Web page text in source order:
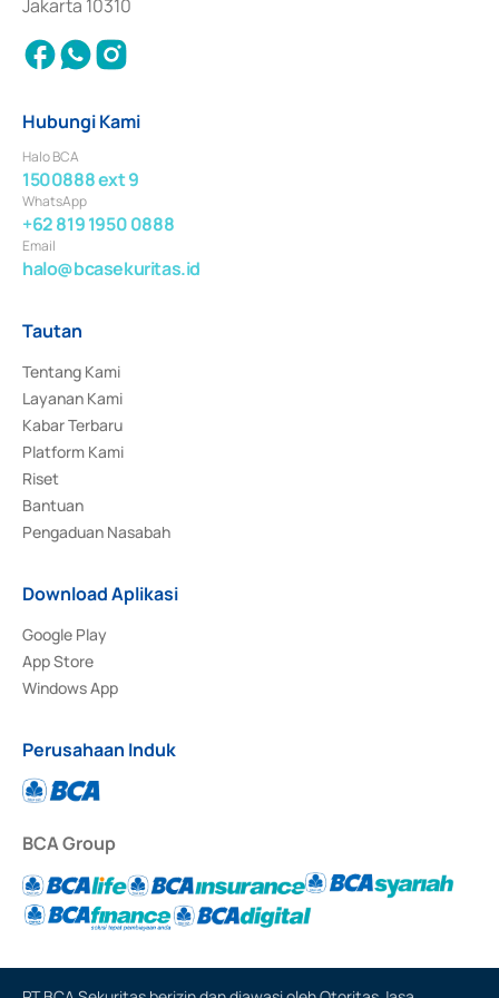
Jakarta 10310
Hubungi Kami
Halo BCA
1500888 ext 9
WhatsApp
+62 819 1950 0888
Email
halo@bcasekuritas.id
Tautan
Tentang Kami
Layanan Kami
Kabar Terbaru
Platform Kami
Riset
Bantuan
Pengaduan Nasabah
Download Aplikasi
Google Play
App Store
Windows App
Perusahaan Induk
BCA Group